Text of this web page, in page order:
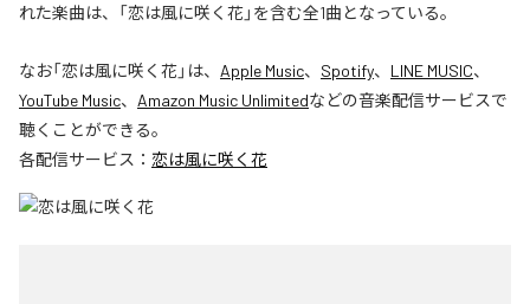
れた楽曲は、「恋は風に咲く花」を含む全1曲となっている。
なお「恋は風に咲く花」は、 Apple Music、 Spotify、 LINE MUSIC、
YouTube Music、 Amazon Music Unlimitedなどの音楽配信サービスで
聴くことができる。
各配信サービス： 恋は風に咲く花